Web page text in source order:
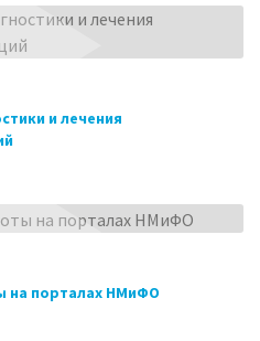
и лечения
на порталах НМиФО